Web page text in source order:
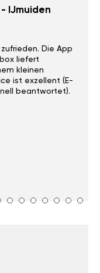
IJmuiden
Die App
liefert
kleinen
ist exzellent (E-
beantwortet).